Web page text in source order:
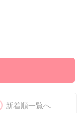
新着順一覧へ